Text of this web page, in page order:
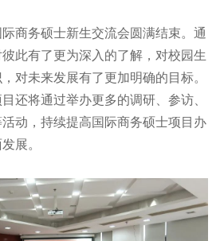
务硕士新生交流会圆满结束。通
此有了更为深入的了解，对校园生
对未来发展有了更加明确的目标。
还将通过举办更多的调研、参访、
动，持续提高国际商务硕士项目办
展。